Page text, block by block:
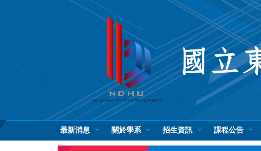
最新消息 關於學系 招生資訊 課程公告